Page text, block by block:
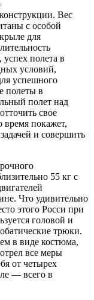
Вес
с особой
для
полета в
условий,
успешного
полеты в
полет над
свое
время покажет,
и совершить
55 кг с
Что удивительно
этого Росси при
головой и
трюки.
в виде костюма,
все меры
от четырех
— всего в